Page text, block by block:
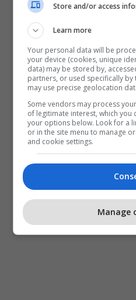
Afrim Bunjaku
Veriu I
Store and/or access
Learn more
Your personal data will be
your device (cookies, unique
data) may be stored by,
partners, or used specifically
may use precise geolocation
Some vendors may process
of legitimate interest, which you
your options below. Look for a
or in the site menu to manage
and cookie settings.
Manage